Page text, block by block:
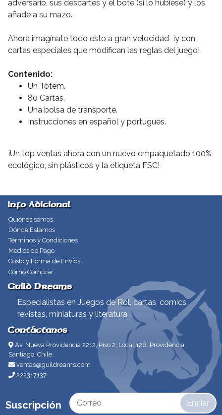
adversario, sus descartes y el bote (si lo hubiese) y los
añade a su mazo.
Ahora imagínate todo esto a gran velocidad ¡y con
cartas especiales que modifican las reglas del juego!
Contenido:
Un Tótem.
80 Cartas.
Una bolsa de transporte.
Instrucciones en español y portugués.
¡Un top ventas ahora con un nuevo empaquetado 100%
ecológico, sin plásticos y la etiqueta FSC!
Info Adicional
Quiénes somos
Dónde Estamos
Términos y Condiciones
Medios de Pago
Costo y Forma de Envíos
Como Comprar
Guild Dreams
Especialistas en Juegos de Rol, cartas, comics,
revistas, miniaturas y literatura.
Contáctanos
Av. Nueva Providencia 2212, Piso 2, Local 126. Providencia,
Santiago, Chile.
ventas@guildreams.com
222317137
Suscripción Enviar